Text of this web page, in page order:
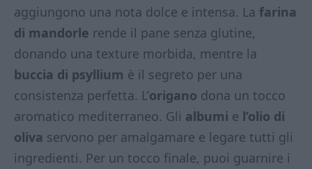
aggiungono una nota dolce e intensa. La farina
di mandorle rende il pane senza glutine,
donando una texture morbida, mentre la
buccia di psyllium è il segreto per una
consistenza perfetta. L’origano dona un tocco
aromatico mediterraneo. Gli albumi e l’olio di
oliva servono per amalgamare e legare tutti gli
ingredienti. Per un tocco finale, puoi guarnire i